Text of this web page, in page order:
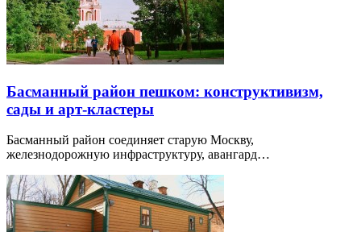
Басманный район пешком: конструктивизм,
сады и арт-кластеры
Басманный район соединяет старую Москву,
железнодорожную инфраструктуру, авангард…